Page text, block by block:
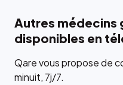
Autres médecins
disponibles en
Qare vous propose de
minuit, 7j/7.